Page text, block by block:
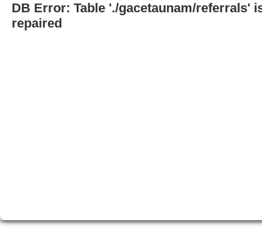
DB Error: Table './gacetaunam/referrals'
repaired